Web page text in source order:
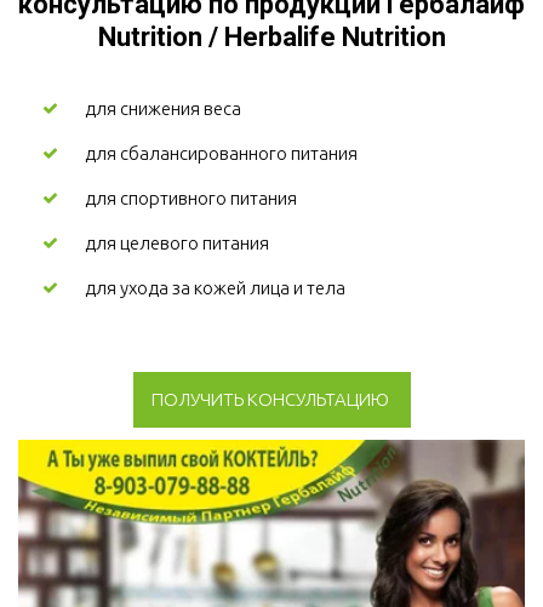
Nutrition / Herbalife Nutrition
для снижения веса
для сбалансированного питания
для спортивного питания
для целевого питания
для ухода за кожей лица и тела
ПОЛУЧИТЬ КОНСУЛЬТАЦИЮ